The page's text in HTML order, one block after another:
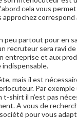
cela vous
approchez
peu partout pour en
recruteur sera ravi
entreprise et aux
indispensable.
mais il est
Par
shirt il n’est pas
A vous de
pour vous